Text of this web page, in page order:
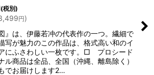
(税別)
円)
』は、伊藤若冲の代表作の一つ。繊細で
写が魅力のこの作品は、格式高い和のイ
にふさわしい一枚です。□ プロシード
ル商品は全品、全国（沖縄、離島除く）
でお届けします2…